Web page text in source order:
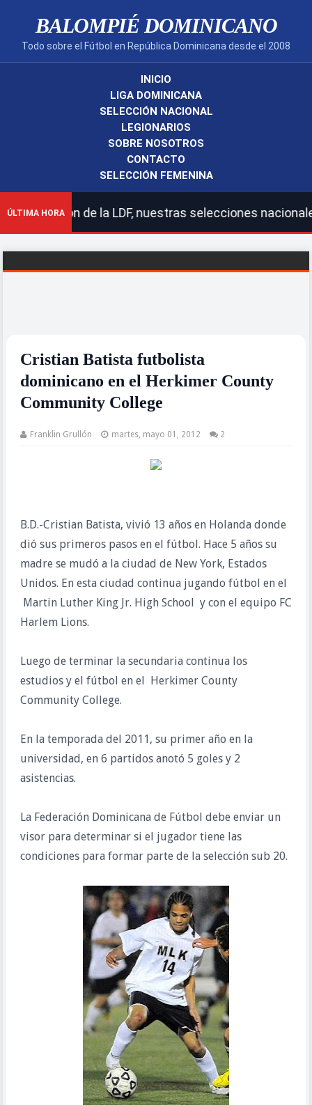
BALOMPIÉ DOMINICANO
Todo sobre el Fútbol en República Dominicana desde el 2008
INICIO
LIGA DOMINICANA
SELECCIÓN NACIONAL
LEGIONARIOS
SOBRE NOSOTROS
CONTACTO
SELECCIÓN FEMENINA
ÚLTIMA HORAde la LDF, nuestras selecciones nacionales y
Cristian Batista futbolista
dominicano en el Herkimer County
Community College
Franklin Grullón martes, mayo 01, 2012 2
B.D.-Cristian Batista, vivió 13 años en Holanda donde
dió sus primeros pasos en el fútbol. Hace 5 años su
madre se mudó a la ciudad de New York, Estados
Unidos. En esta ciudad continua jugando fútbol en el
Martin Luther King Jr. High School y con el equipo FC
Harlem Lions.
Luego de terminar la secundaria continua los
estudios y el fútbol en el Herkimer County
Community College.
En la temporada del 2011, su primer año en la
universidad, en 6 partidos anotó 5 goles y 2
asistencias.
La Federación Dominicana de Fútbol debe enviar un
visor para determinar si el jugador tiene las
condiciones para formar parte de la selección sub 20.